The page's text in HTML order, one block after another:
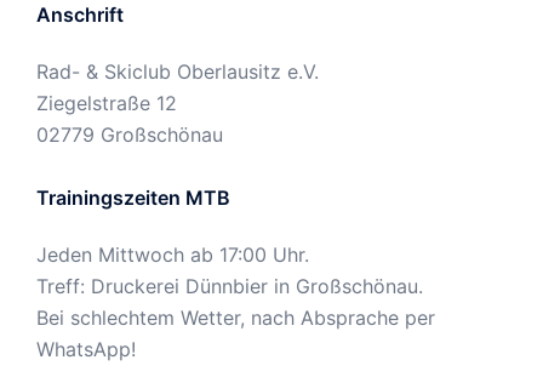
Anschrift
Rad- & Skiclub Oberlausitz e.V.
Ziegelstraße 12
02779 Großschönau
Trainingszeiten MTB
Jeden Mittwoch ab 17:00 Uhr.
Treff: Druckerei Dünnbier in Großschönau.
Bei schlechtem Wetter, nach Absprache per
WhatsApp!